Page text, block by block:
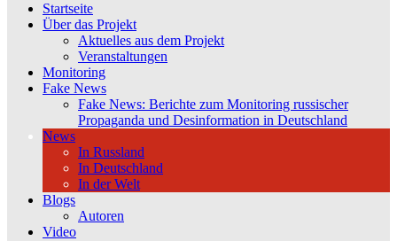
Startseite
Über das Projekt
Aktuelles aus dem Projekt
Veranstaltungen
Monitoring
Fake News
Fake News: Berichte zum Monitoring russischer
Propaganda und Desinformation in Deutschland
News
In Russland
In Deutschland
In der Welt
Blogs
Autoren
Video